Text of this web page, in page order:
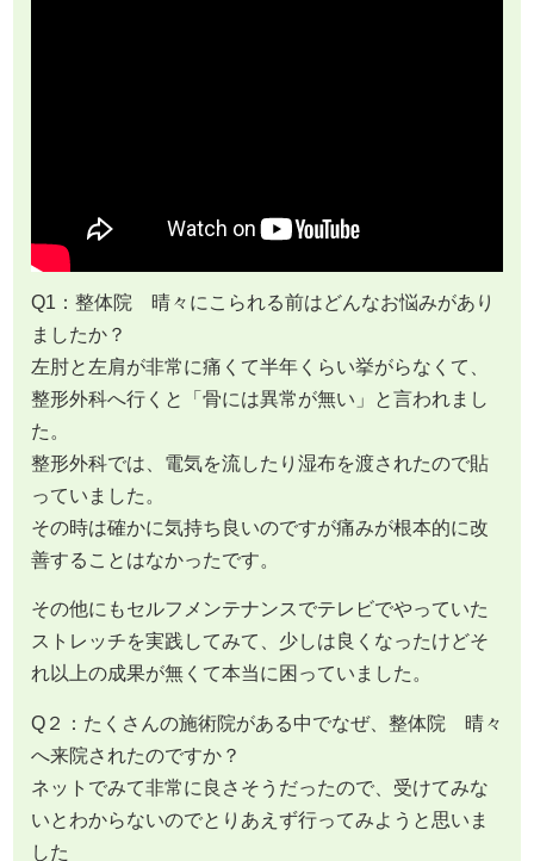
Q1：整体院 晴々にこられる前はどんなお悩みがあり
ましたか？
左肘と左肩が非常に痛くて半年くらい挙がらなくて、
整形外科へ行くと「骨には異常が無い」と言われまし
た。
整形外科では、電気を流したり湿布を渡されたので貼
っていました。
その時は確かに気持ち良いのですが痛みが根本的に改
善することはなかったです。
その他にもセルフメンテナンスでテレビでやっていた
ストレッチを実践してみて、少しは良くなったけどそ
れ以上の成果が無くて本当に困っていました。
Q２：たくさんの施術院がある中でなぜ、整体院 晴々
へ来院されたのですか？
ネットでみて非常に良さそうだったので、受けてみな
いとわからないのでとりあえず行ってみようと思いま
した